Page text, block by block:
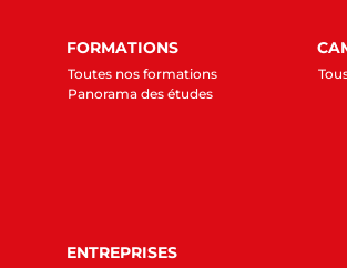
FORMATIONS
Toutes nos formations
Panorama des études
ENTREPRISES